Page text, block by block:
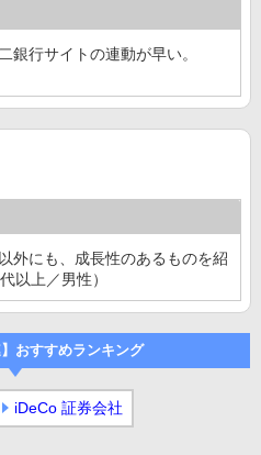
銀行サイトの連動が早い。
外にも、成長性のあるものを紹
以上／男性）
】おすすめランキング
iDeCo 証券会社